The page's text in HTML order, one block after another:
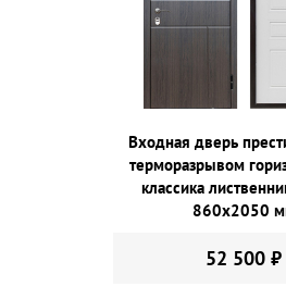
Входная дверь
терморазрывом
классика
860х2050
52 500 ₽